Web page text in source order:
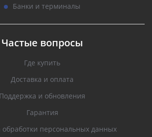
Банки и терминалы
Частые вопросы
Где купить
Доставка и оплата
Поддержка и обновления
Гарантия
обработки персональных данных